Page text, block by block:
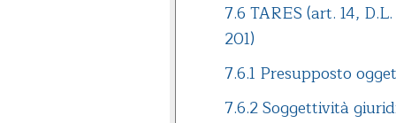
7.6 TARES (art. 14,
201)
7.6.1 Presupposto
7.6.2 Soggettività